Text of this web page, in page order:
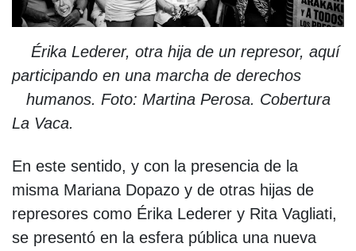
Érika Lederer, otra hija de un represor, aquí
participando en una marcha de derechos
humanos. Foto: Martina Perosa. Cobertura
La Vaca.
En este sentido, y con la presencia de la
misma Mariana Dopazo y de otras hijas de
represores como Érika Lederer y Rita Vagliati,
se presentó en la esfera pública una nueva